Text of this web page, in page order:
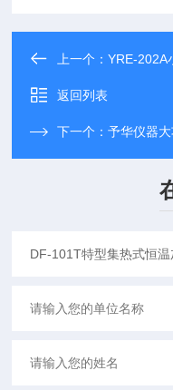
上一个：YRE-202A小
返回列表
下一个：予华仪器